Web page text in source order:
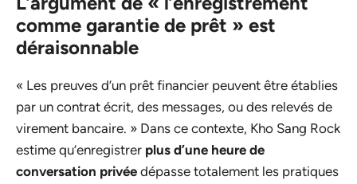
comme garantie de prêt » est
déraisonnable
« Les preuves d’un prêt financier peuvent être établies
par un contrat écrit, des messages, ou des relevés de
virement bancaire. » Dans ce contexte, Kho Sang Rock
estime qu’enregistrer plus d’une heure de
conversation privée dépasse totalement les pratiques